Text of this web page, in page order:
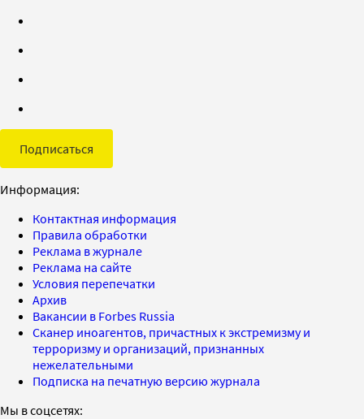
Подписаться
Информация:
Контактная информация
Правила обработки
Реклама в журнале
Реклама на сайте
Условия перепечатки
Архив
Вакансии в Forbes Russia
Сканер иноагентов, причастных к экстремизму и
терроризму и организаций, признанных
нежелательными
Подписка на печатную версию журнала
Мы в соцсетях: